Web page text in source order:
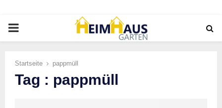
PRIMARY
Startseite pappmüll
Tag : pappmüll